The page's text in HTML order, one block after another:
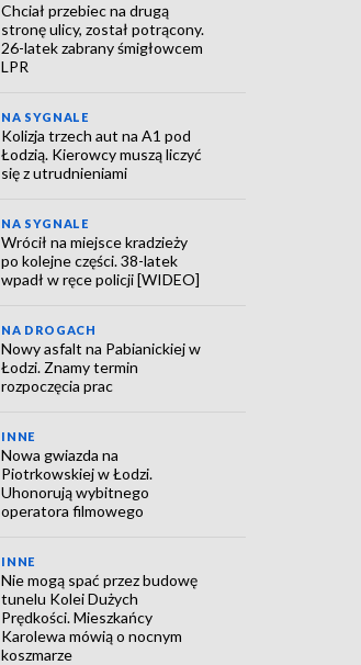
Chciał przebiec na drugą
stronę ulicy, został potrącony.
26-latek zabrany śmigłowcem
LPR
NA SYGNALE
Kolizja trzech aut na A1 pod
Łodzią. Kierowcy muszą liczyć
się z utrudnieniami
NA SYGNALE
Wrócił na miejsce kradzieży
po kolejne części. 38-latek
wpadł w ręce policji [WIDEO]
NA DROGACH
Nowy asfalt na Pabianickiej w
Łodzi. Znamy termin
rozpoczęcia prac
INNE
Nowa gwiazda na
Piotrkowskiej w Łodzi.
Uhonorują wybitnego
operatora filmowego
INNE
Nie mogą spać przez budowę
tunelu Kolei Dużych
Prędkości. Mieszkańcy
Karolewa mówią o nocnym
koszmarze